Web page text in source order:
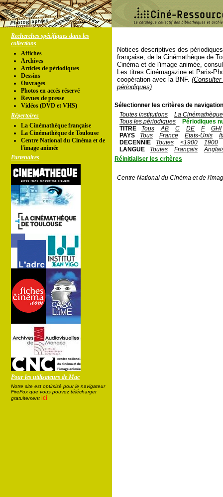
Recherches spécifiques dans les
collections
Affiches
Archives
Articles de périodiques
Dessins
Ouvrages
Photos en accés réservé
Revues de presse
Vidéos (DVD et VHS)
Répertoires
La Cinémathèque française
La Cinémathèque de Toulouse
Centre National du Cinéma et de
l'image animée
Partenaires
Pour les utilisateurs de Mac
Notre site est optimisé pour le navigateur
FireFox que vous pouvez télécharger
gratuitement ici
Notices descriptives des
française, de la Cinémathèque de
Cinéma et de l'image animée,
Les titres Cinémagazine et Paris-
coopération avec la BNF.
périodiques)
Sélectionner les critères de
Toutes institutions
La
Tous les périodiques
Périodiques
TITRE
Tous AB C DE F
GHI
PAYS
Tous France Etats-Unis
DECENNIE
Toutes <1900
1900
LANGUE
Toutes Français
Réinitialiser les critères
Centre National du Cinéma et de